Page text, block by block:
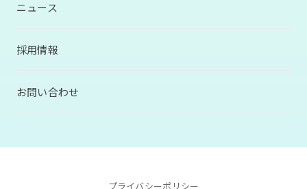
ニュース
採用情報
お問い合わせ
プライバシーポリシー